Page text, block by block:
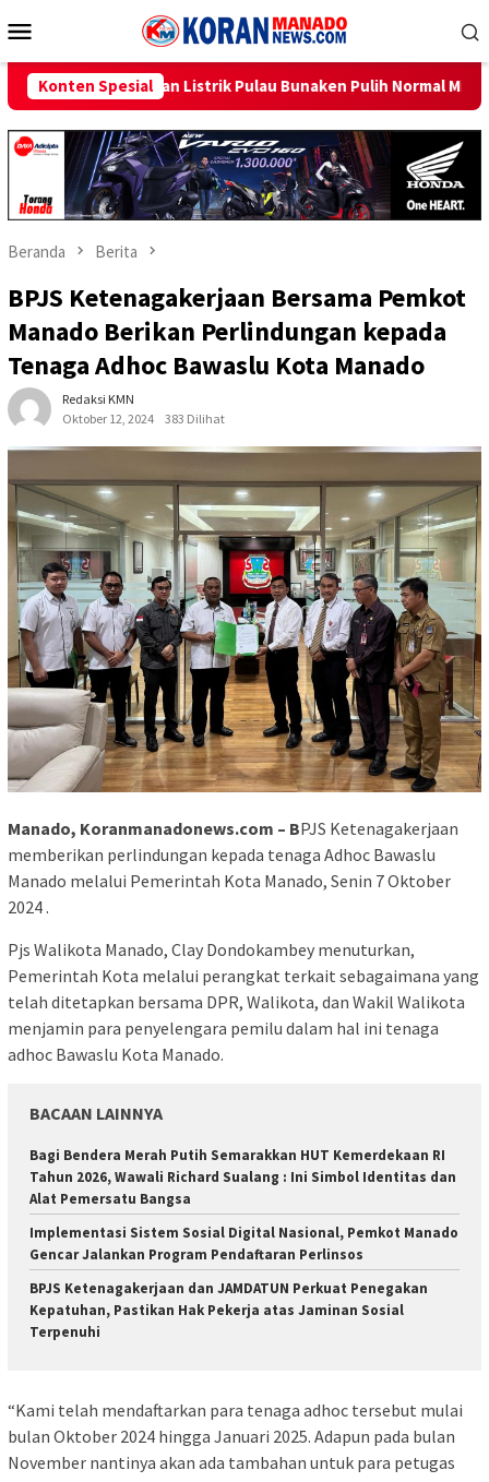
ke
Mobile
Konten Spesial
Pulau Bunaken Pulih Normal Minggu Ini Sambut
Beranda Berita
BPJS Ketenagakerjaan Bersama Pemkot
Manado Berikan Perlindungan kepada
Tenaga Adhoc Bawaslu Kota Manado
Redaksi KMN
Oktober 12, 2024
383 Dilihat
Manado, Koranmanadonews.com – BPJS Ketenagakerjaan
memberikan perlindungan kepada tenaga Adhoc Bawaslu
Manado melalui Pemerintah Kota Manado, Senin 7 Oktober
2024 .
Pjs Walikota Manado, Clay Dondokambey menuturkan,
Pemerintah Kota melalui perangkat terkait sebagaimana yang
telah ditetapkan bersama DPR, Walikota, dan Wakil Walikota
menjamin para penyelengara pemilu dalam hal ini tenaga
adhoc Bawaslu Kota Manado.
BACAAN LAINNYA
Bagi Bendera Merah Putih Semarakkan HUT Kemerdekaan RI
Tahun 2026, Wawali Richard Sualang : Ini Simbol Identitas dan
Alat Pemersatu Bangsa
Implementasi Sistem Sosial Digital Nasional, Pemkot Manado
Gencar Jalankan Program Pendaftaran Perlinsos
BPJS Ketenagakerjaan dan JAMDATUN Perkuat Penegakan
Kepatuhan, Pastikan Hak Pekerja atas Jaminan Sosial
Terpenuhi
“Kami telah mendaftarkan para tenaga adhoc tersebut mulai
bulan Oktober 2024 hingga Januari 2025. Adapun pada bulan
November nantinya akan ada tambahan untuk para petugas